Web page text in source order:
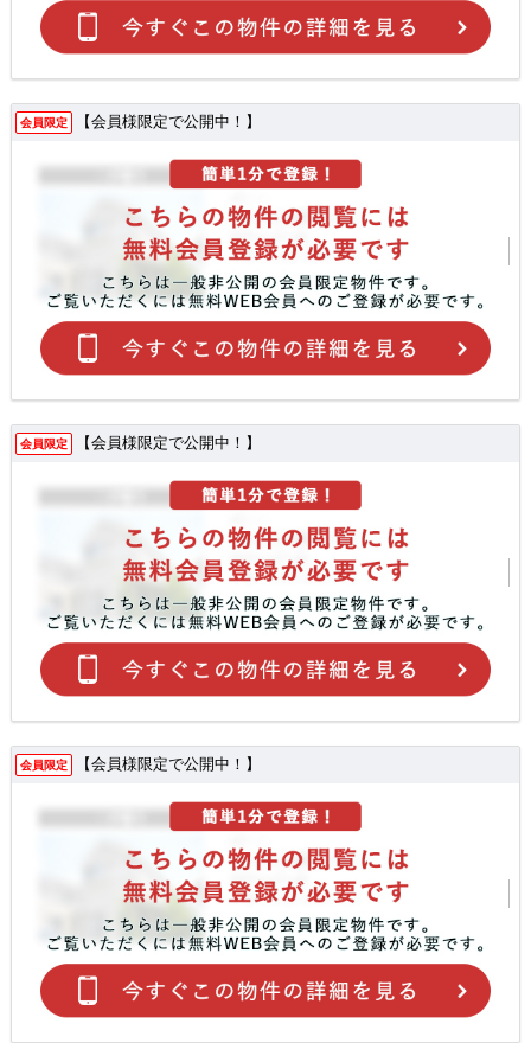
会員限定 【会員様限定で公開中！】
会員限定 【会員様限定で公開中！】
会員限定 【会員様限定で公開中！】